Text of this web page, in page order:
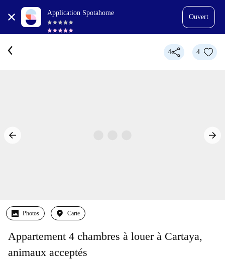
Application Spotahome
Ouvert
4 4
Photos Carte
Appartement 4 chambres à louer à Cartaya,
animaux acceptés